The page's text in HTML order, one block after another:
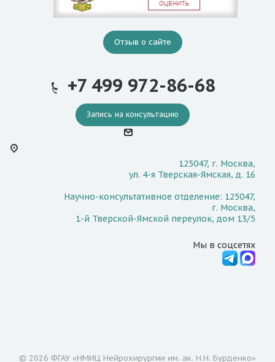
Отзыв о сайте
+7 499 972-86-68
Запись на консультацию
125047, г. Москва,
ул. 4-я Тверская-Ямская, д. 16
Научно-консультативное отделение: 125047,
г. Москва,
1-й Тверской-Ямской переулок, дом 13/5
Мы в соцсетях
© 2026 ФГАУ «НМИЦ Нейрохирургии им. ак. Н.Н. Бурденко»